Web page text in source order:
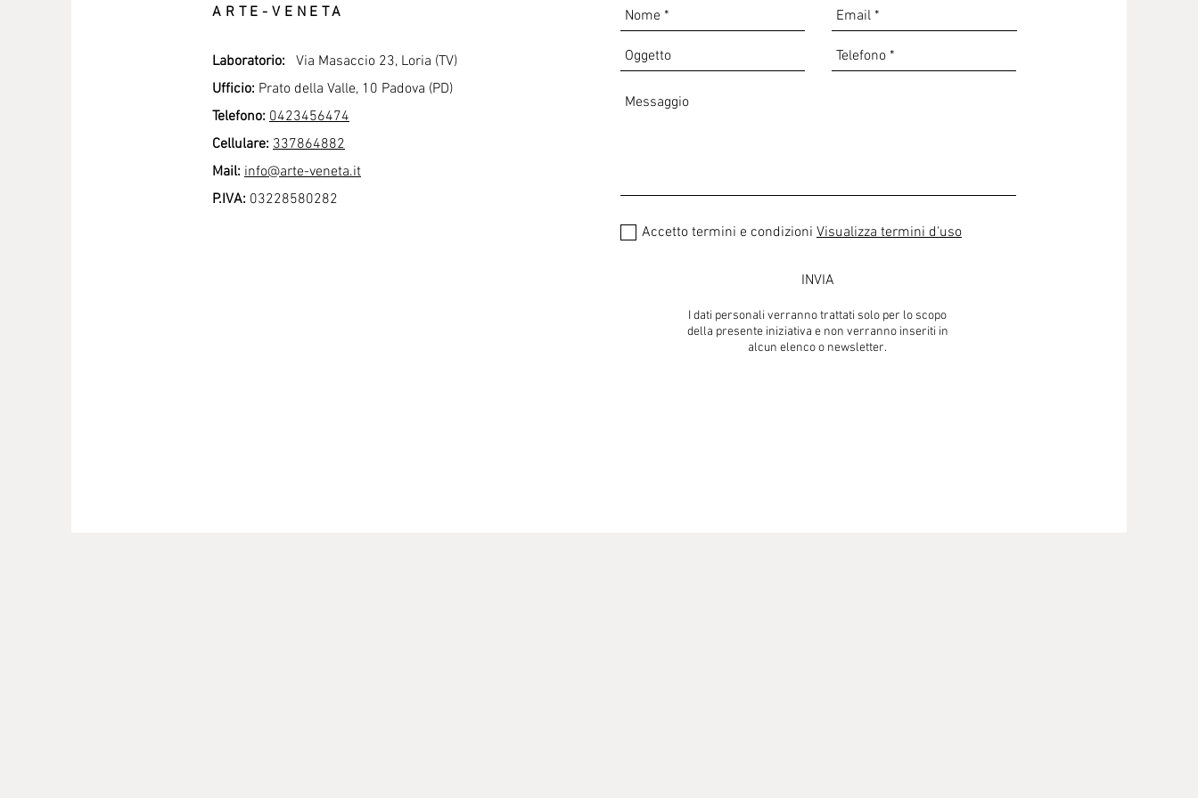
ARTE-VENETA
Laboratorio: Via Masaccio 23, Loria (TV)
Ufficio: Prato della Valle, 10 Padova (PD)
Telefono: 0423456474
Cellulare: 337864882
Mail: info@arte-veneta.it
P.IVA: 03228580282
Accetto termini e condizioni Visualizza termini d'uso
INVIA
I dati personali verranno trattati solo per lo scopo
della presente iniziativa e non verranno inseriti in
alcun elenco o newsletter.